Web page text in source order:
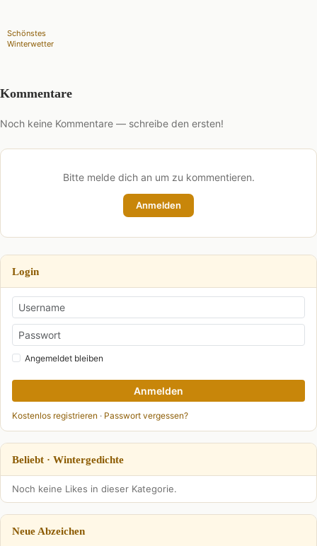
Schönstes
Winterwetter
Kommentare
Noch keine Kommentare — schreibe den ersten!
Bitte melde dich an um zu kommentieren.
Anmelden
Login
Angemeldet bleiben
Anmelden
Kostenlos registrieren · Passwort vergessen?
Beliebt · Wintergedichte
Noch keine Likes in dieser Kategorie.
Neue Abzeichen